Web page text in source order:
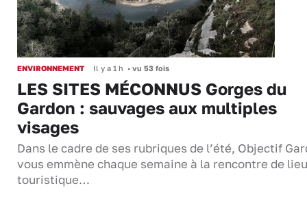
ENVIRONNEMENT Il y a 1 h • vu 53 fois
LES SITES MÉCONNUS Gorges du
Gardon : sauvages aux multiples
visages
Dans le cadre de ses rubriques de l’été, Objectif
vous emmène chaque semaine à la rencontre de
touristique…